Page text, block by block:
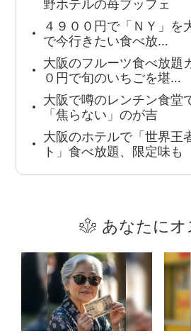
野ホテルの苺ブッフェ
４９００円で「ＮＹ」を
で今行きたい食べ放…
大阪のフルーツ食べ放題
０円で旬のいちごを堪…
大阪で噂のレンチン食堂
「焦らない」のが吉
大阪のホテルで「世界王
ト」食べ放題、限定味も
あなたにオ